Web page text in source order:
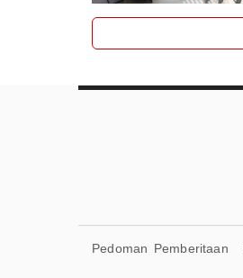
Pedoman Pemberitaan